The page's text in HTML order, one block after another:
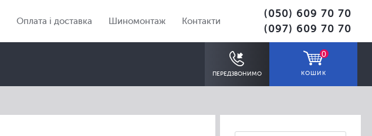
Оплата і доставка Шиномонтаж Контакти
(050) 609 70 70
(097) 609 70 70
ПЕРЕДЗВОНИМО
0
КОШИК